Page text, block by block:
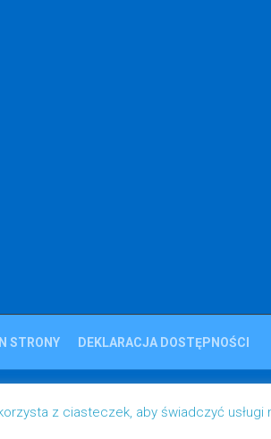
STRONY DEKLARACJA DOSTĘPNOŚCI
z ciasteczek, aby świadczyć